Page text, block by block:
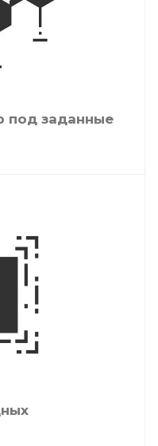
под заданные